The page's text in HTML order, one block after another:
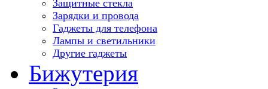
Защитные стекла
Зарядки и провода
Гаджеты для телефона
Лампы и светильники
Другие гаджеты
Бижутерия